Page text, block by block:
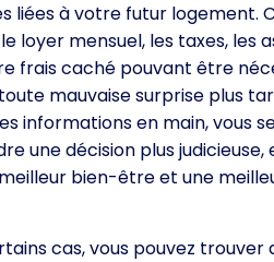
liées à votre futur logement.
loyer mensuel, les taxes, les
frais caché pouvant être
mauvaise surprise plus
informations en main, vous
une décision plus
bien-être et une
cas, vous pouvez